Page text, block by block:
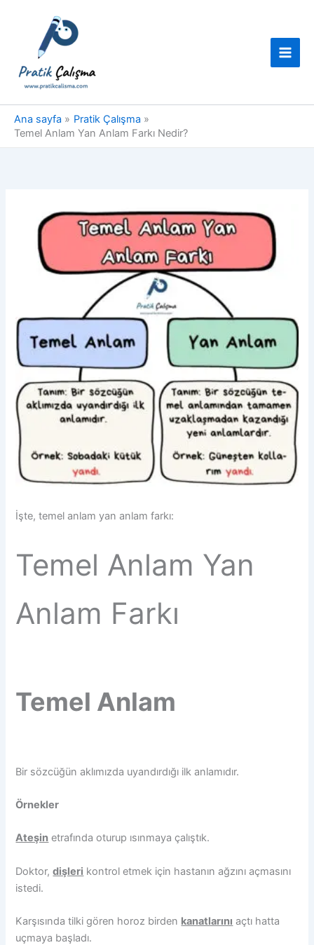
Ana sayfa
Pratik Çalışma
Temel Anlam Yan Anlam Farkı Nedir?
İşte, temel anlam yan anlam farkı:
Temel Anlam Yan
Anlam Farkı
Temel Anlam
Bir sözcüğün aklımızda uyandırdığı ilk anlamıdır.
Örnekler
Ateşin etrafında oturup ısınmaya çalıştık.
Doktor,dişleri kontrol etmek için hastanın ağzını açmasını
istedi.
Karşısında tilki gören horoz birden kanatlarını açtı hatta
uçmaya başladı.